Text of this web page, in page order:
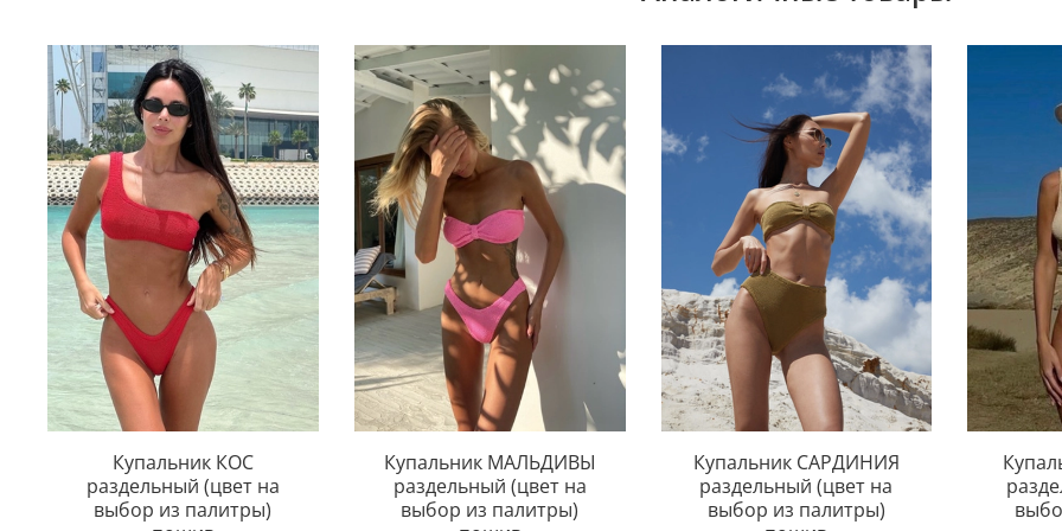
Купальник КОС
раздельный (цвет на
выбор из палитры)
Купальник МАЛЬДИВЫ
раздельный (цвет на
выбор из палитры)
Купальник САРДИНИЯ
раздельный (цвет на
выбор из палитры)